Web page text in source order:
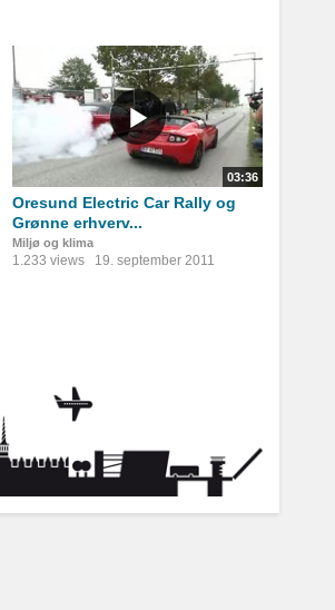
03:36
Oresund Electric Car Rally og
Grønne erhverv...
Miljø og klima
1.233 views 19. september 2011